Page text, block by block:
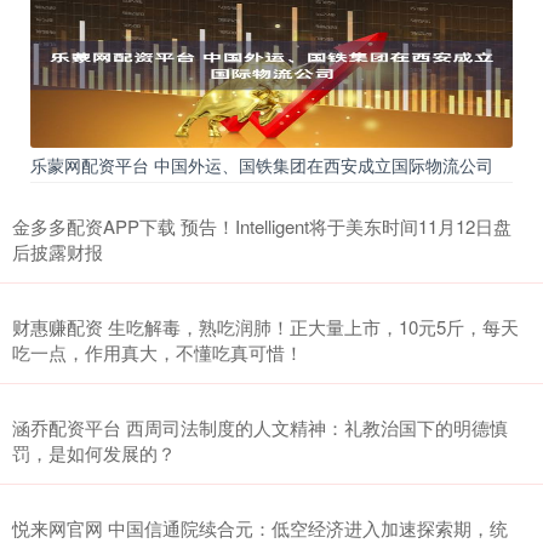
乐蒙网配资平台 中国外运、国铁集团在西安成立国际物流公司
金多多配资APP下载 预告！Intelligent将于美东时间11月12日盘
后披露财报
财惠赚配资 生吃解毒，熟吃润肺！正大量上市，10元5斤，每天
吃一点，作用真大，不懂吃真可惜！
涵乔配资平台 西周司法制度的人文精神：礼教治国下的明德慎
罚，是如何发展的？
悦来网官网 中国信通院续合元：低空经济进入加速探索期，统